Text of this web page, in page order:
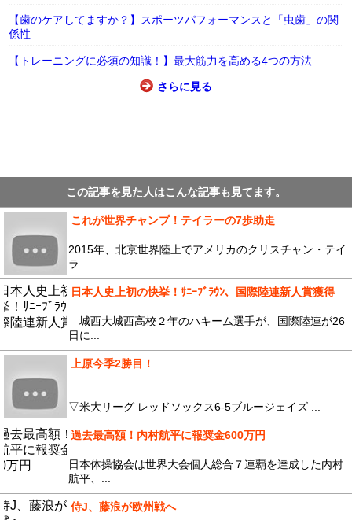
【歯のケアしてますか？】スポーツパフォーマンスと「虫歯」の関
係性
【トレーニングに必須の知識！】最大筋力を高める4つの方法
さらに見る
この記事を見た人はこんな記事も見てます。
これが世界チャンプ！テイラーの7歩助走
2015年、北京世界陸上でアメリカのクリスチャン・テイ
ラ...
日本人史上初の快挙！ｻﾆｰﾌﾞﾗｳﾝ、国際陸連新人賞獲得
城西大城西高校２年のハキーム選手が、国際陸連が26
日に...
上原今季2勝目！
▽米大リーグ レッドソックス6-5ブルージェイズ ...
過去最高額！内村航平に報奨金600万円
日本体操協会は世界大会個人総合７連覇を達成した内村
航平、...
侍J、藤浪が欧州戦へ